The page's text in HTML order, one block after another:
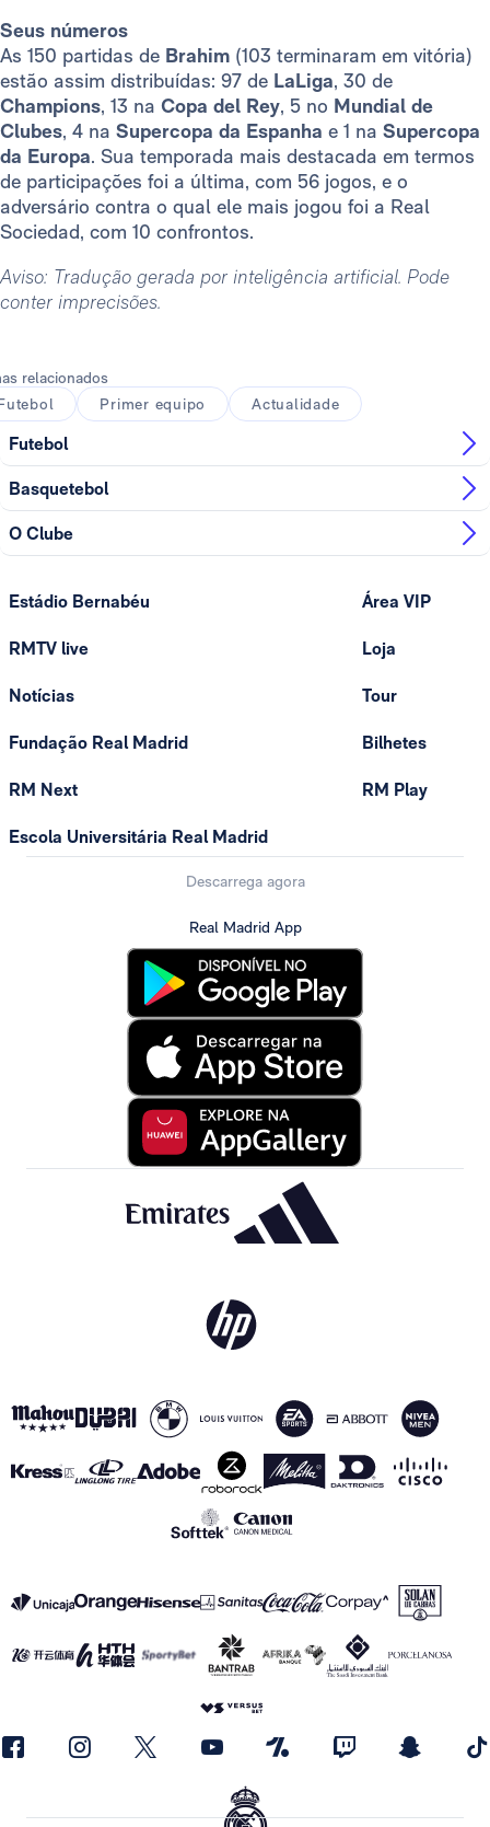
Seus números
As 150 partidas de Brahim (103 terminaram em vitória)
estão assim distribuídas: 97 de LaLiga, 30 de
Champions, 13 na Copa del Rey, 5 no Mundial de
Clubes, 4 na Supercopa da Espanha e 1 na Supercopa
da Europa. Sua temporada mais destacada em termos
de participações foi a última, com 56 jogos, e o
adversário contra o qual ele mais jogou foi a Real
Sociedad, com 10 confrontos.
Aviso: Tradução gerada por inteligência artificial. Pode
conter imprecisões.
relacionados
Primer equipo Actualidade
Futebol
Basquetebol
O Clube
Estádio Bernabéu
RMTV live
Notícias
Fundação Real Madrid
RM Next
Escola Universitária Real Madrid
Área VIP
Loja
Tour
Bilhetes
RM Play
Descarrega agora
Real Madrid App